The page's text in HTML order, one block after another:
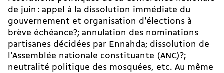
de juin : appel à la dissolution immédiate du
gouvernement et organisation d’élections à
brève échéance?; annulation des nominations
partisanes décidées par Ennahda; dissolution de
l’Assemblée nationale constituante (ANC)?;
neutralité politique des mosquées, etc. Au même